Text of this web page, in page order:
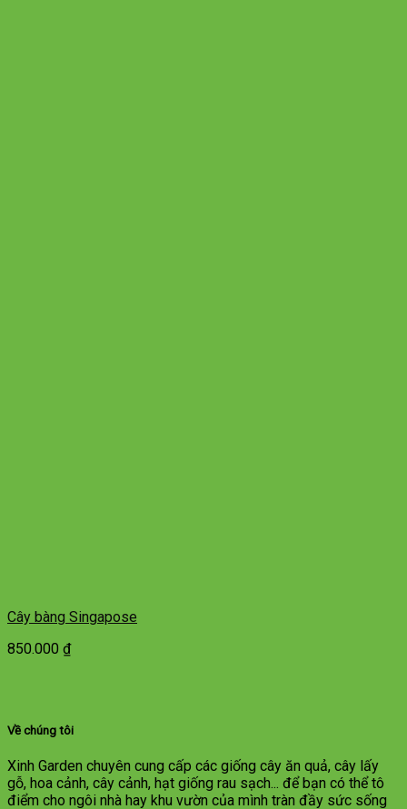
Cây bàng Singapose
850.000 ₫
Về chúng tôi
Xinh Garden chuyên cung cấp các giống cây ăn quả, cây lấy
gỗ, hoa cảnh, cây cảnh, hạt giống rau sạch... để bạn có thể tô
điểm cho ngôi nhà hay khu vườn của mình tràn đầy sức sống